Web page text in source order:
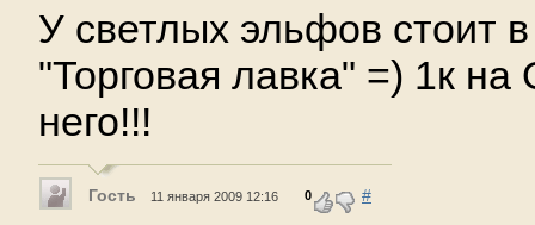
У светлых эльфов стоит
"Торговая лавка" =) 1к
него!!!
Гость 11 января 2009 12:16 0 #